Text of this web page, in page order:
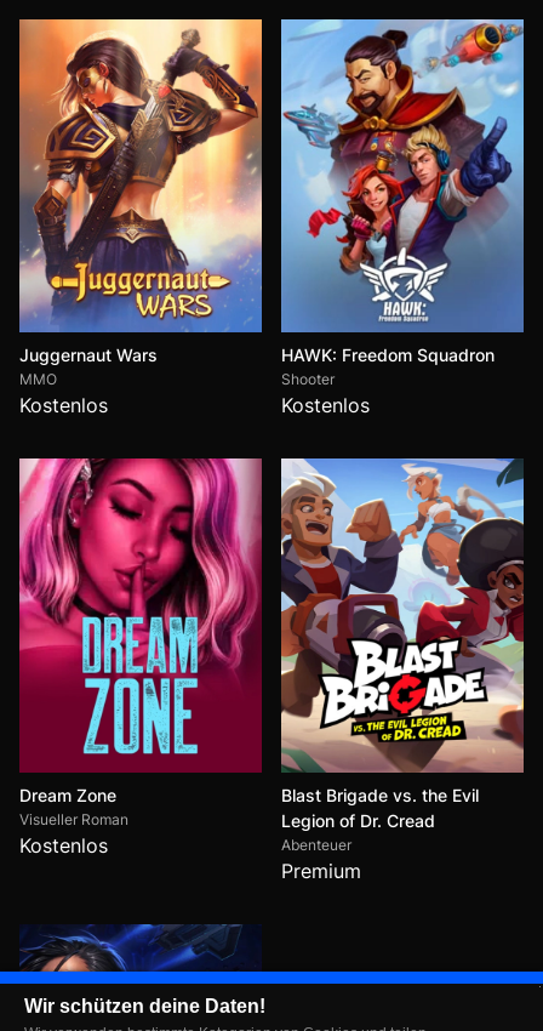
Wir schützen deine Daten!
Juggernaut Wars
MMO
Kostenlos
HAWK: Freedom Squadron
Shooter
Kostenlos
Dream Zone
Visueller Roman
Kostenlos
Blast Brigade vs. the Evil
Legion of Dr. Cread
Abenteuer
Premium